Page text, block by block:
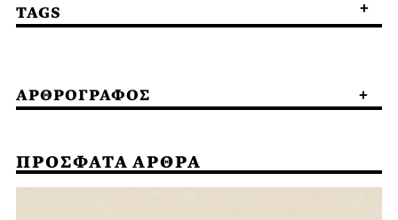
TAGS
ΑΡΘΡΟΓΡΑΦΟΣ
ΠΡΟΣΦΑΤΑ ΑΡΘΡΑ